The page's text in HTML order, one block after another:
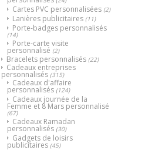
Cartes PVC personnalisées (2)
Lanières publicitaires (11)
Porte-badges personnalisés
(14)
Porte-carte visite
personnalisé (2)
Bracelets personnalisés (22)
Cadeaux entreprises
personnalisés (315)
Cadeaux d'affaire
personnalisés (124)
Cadeaux journée de la
Femme et 8 Mars personnalisé
(67)
Cadeaux Ramadan
personnalisés (30)
Gadgets de loisirs
publicitaires (45)